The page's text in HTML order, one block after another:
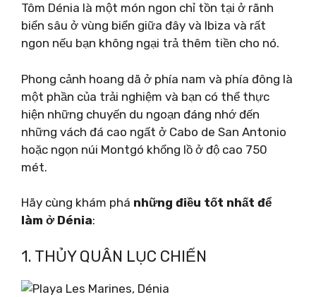
Tôm Dénia là một món ngon chỉ tồn tại ở rãnh
biển sâu ở vùng biển giữa đây và Ibiza và rất
ngon nếu bạn không ngại trả thêm tiền cho nó.
Phong cảnh hoang dã ở phía nam và phía đông là
một phần của trải nghiệm và bạn có thể thực
hiện những chuyến du ngoạn đáng nhớ đến
những vách đá cao ngất ở Cabo de San Antonio
hoặc ngọn núi Montgó khổng lồ ở độ cao 750
mét.
Hãy cùng khám phá những điều tốt nhất để
làm ở Dénia:
1. THỦY QUÂN LỤC CHIẾN